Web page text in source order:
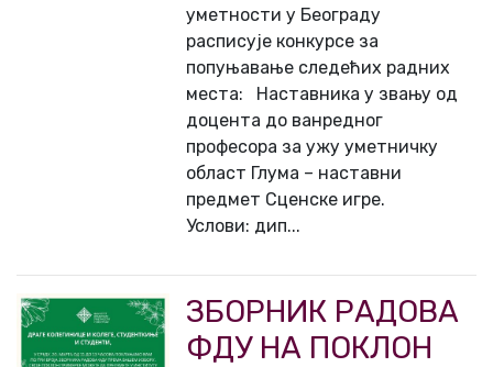
уметности у Београду
расписује конкурсе за
попуњавање следећих радних
места: Наставникa у звању од
доцента до ванредног
професора за ужу уметничку
област Глума – наставни
предмет Сценске игре.
Услови: дип...
ЗБОРНИК РАДОВА
ФДУ НА ПОКЛОН